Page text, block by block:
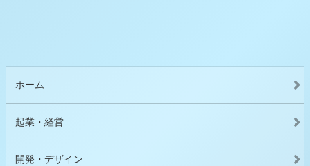
ホーム
起業・経営
開発・デザイン